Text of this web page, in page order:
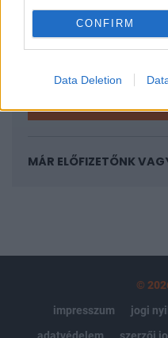
CONFIRM
Data Deletion
Portfolio.hu teljes
MÁR ELŐFIZETŐNK
©
impresszum
jogi
adatvédelem
szerzői